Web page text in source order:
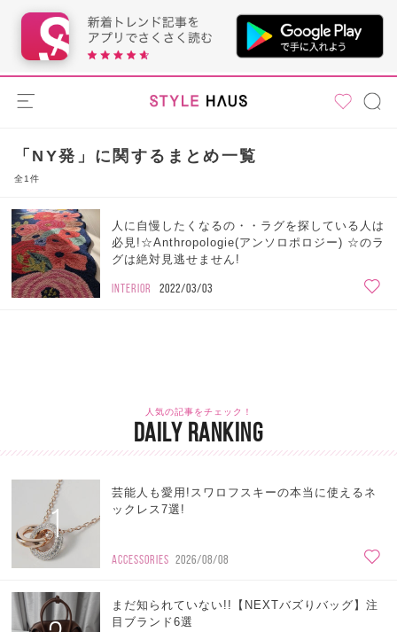
「NY発」に関するまとめ一覧
全1件
人に自慢したくなるの・・ラグを探している人は
必見!☆Anthropologie(アンソロポロジー) ☆のラ
グは絶対見逃せません!
INTERIOR 2022/03/03
人気の記事をチェック！
DAILY RANKING
1
芸能人も愛用!スワロフスキーの本当に使えるネ
ックレス7選!
ACCESSORIES 2026/08/08
まだ知られていない!!【NEXTバズりバッグ】注
目ブランド6選